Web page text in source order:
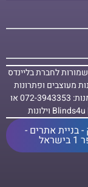
לחברת בליינדס
מעוצבים ופתרונות
הצללה | להזמנות: 072-3943353 או
- בניית אתרים -